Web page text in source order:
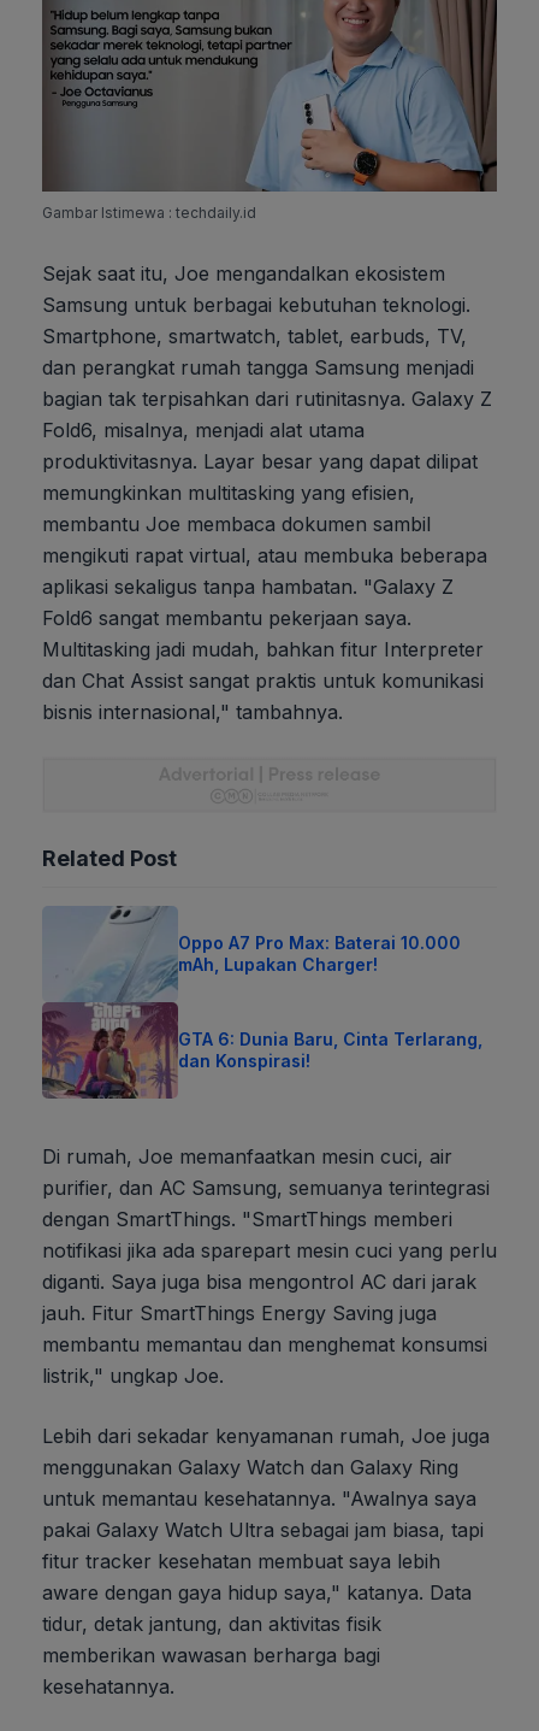
Gambar Istimewa : techdaily.id
Sejak saat itu, Joe mengandalkan ekosistem
Samsung untuk berbagai kebutuhan teknologi.
Smartphone, smartwatch, tablet, earbuds, TV,
dan perangkat rumah tangga Samsung menjadi
bagian tak terpisahkan dari rutinitasnya. Galaxy Z
Fold6, misalnya, menjadi alat utama
produktivitasnya. Layar besar yang dapat dilipat
memungkinkan multitasking yang efisien,
membantu Joe membaca dokumen sambil
mengikuti rapat virtual, atau membuka beberapa
aplikasi sekaligus tanpa hambatan. "Galaxy Z
Fold6 sangat membantu pekerjaan saya.
Multitasking jadi mudah, bahkan fitur Interpreter
dan Chat Assist sangat praktis untuk komunikasi
bisnis internasional," tambahnya.
Related Post
Oppo A7 Pro Max: Baterai 10.000
mAh, Lupakan Charger!
GTA 6: Dunia Baru, Cinta Terlarang,
dan Konspirasi!
Di rumah, Joe memanfaatkan mesin cuci, air
purifier, dan AC Samsung, semuanya terintegrasi
dengan SmartThings. "SmartThings memberi
notifikasi jika ada sparepart mesin cuci yang perlu
diganti. Saya juga bisa mengontrol AC dari jarak
jauh. Fitur SmartThings Energy Saving juga
membantu memantau dan menghemat konsumsi
listrik," ungkap Joe.
Lebih dari sekadar kenyamanan rumah, Joe juga
menggunakan Galaxy Watch dan Galaxy Ring
untuk memantau kesehatannya. "Awalnya saya
pakai Galaxy Watch Ultra sebagai jam biasa, tapi
fitur tracker kesehatan membuat saya lebih
aware dengan gaya hidup saya," katanya. Data
tidur, detak jantung, dan aktivitas fisik
memberikan wawasan berharga bagi
kesehatannya.